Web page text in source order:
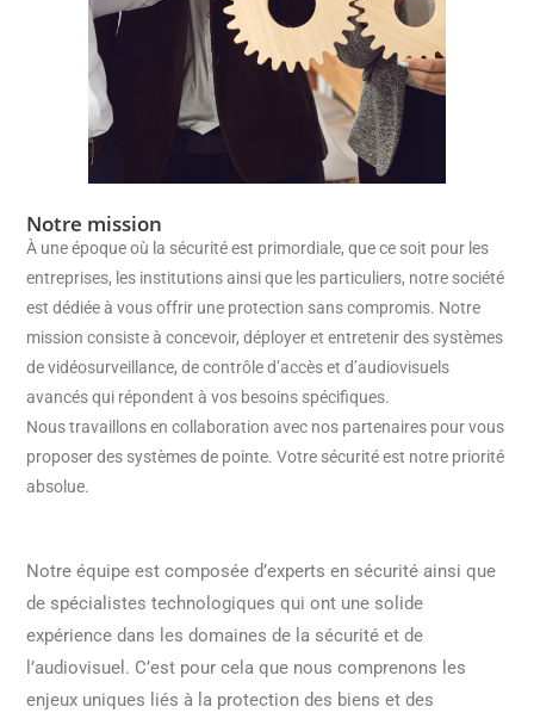
Notre mission
À une époque où la sécurité est primordiale, que ce soit pour les
entreprises, les institutions ainsi que les particuliers, notre société
est dédiée à vous offrir une protection sans compromis. Notre
mission consiste à concevoir, déployer et entretenir des systèmes
de vidéosurveillance, de contrôle d’accès et d’audiovisuels
avancés qui répondent à vos besoins spécifiques.
Nous travaillons en collaboration avec nos partenaires pour vous
proposer des systèmes de pointe. Votre sécurité est notre priorité
absolue.
Notre équipe est composée d’experts en sécurité ainsi que
de spécialistes technologiques qui ont une solide
expérience dans les domaines de la sécurité et de
l’audiovisuel. C’est pour cela que nous comprenons les
enjeux uniques liés à la protection des biens et des